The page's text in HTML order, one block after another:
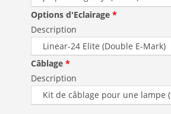
Options d'Eclairage
Description
Câblage
Description